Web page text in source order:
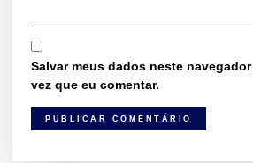
Salvar meus dados neste
vez que eu comentar.